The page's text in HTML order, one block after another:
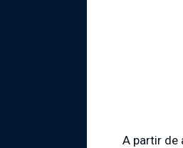
A partir de